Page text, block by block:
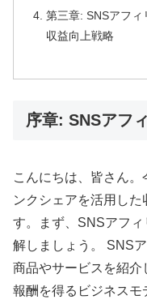
第三章: SNSアフ
収益向上戦略
序章: SNSアフ
こんにちは、皆さん
ンクシェアを活用した
す。まず、SNSアフ
解しましょう。 SNS
商品やサービスを紹介
報酬を得るビジネスモ